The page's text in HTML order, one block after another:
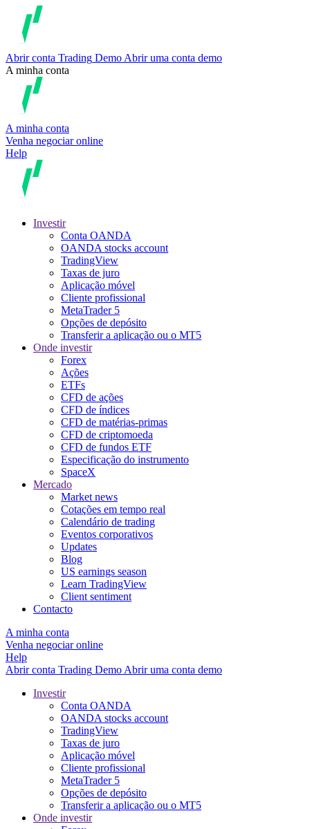
Abrir conta Trading Demo Abrir uma conta demo
A minha conta
A minha conta
Venha negociar online
Help
Investir
Conta OANDA
OANDA stocks account
TradingView
Taxas de juro
Aplicação móvel
Cliente profissional
MetaTrader 5
Opções de depósito
Transferir a aplicação ou o MT5
Onde investir
Forex
Ações
ETFs
CFD de ações
CFD de índices
CFD de matérias-primas
CFD de criptomoeda
CFD de fundos ETF
Especificação do instrumento
SpaceX
Mercado
Market news
Cotações em tempo real
Calendário de trading
Eventos corporativos
Updates
Blog
US earnings season
Learn TradingView
Client sentiment
Contacto
A minha conta
Venha negociar online
Help
Abrir conta Trading Demo Abrir uma conta demo
Investir
Conta OANDA
OANDA stocks account
TradingView
Taxas de juro
Aplicação móvel
Cliente profissional
MetaTrader 5
Opções de depósito
Transferir a aplicação ou o MT5
Onde investir